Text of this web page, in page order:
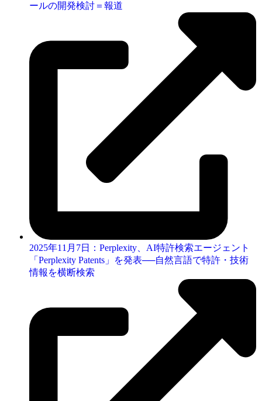
ールの開発検討＝報道
2025年11月7日：Perplexity、AI特許検索エージェント
「Perplexity Patents」を発表──自然言語で特許・技術
情報を横断検索